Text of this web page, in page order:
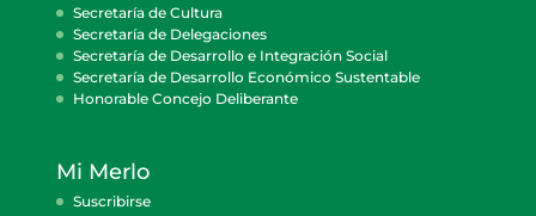
Secretaría de Cultura
Secretaría de Delegaciones
Secretaría de Desarrollo e Integración Social
Secretaría de Desarrollo Económico Sustentable
Honorable Concejo Deliberante
Mi Merlo
Suscribirse